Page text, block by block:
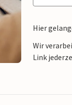
Hier
Wir
Link